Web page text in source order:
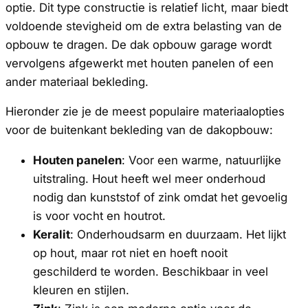
optie. Dit type constructie is relatief licht, maar biedt
voldoende stevigheid om de extra belasting van de
opbouw te dragen. De dak opbouw garage wordt
vervolgens afgewerkt met houten panelen of een
ander materiaal bekleding.
Hieronder zie je de meest populaire materiaalopties
voor de buitenkant bekleding van de dakopbouw:
Houten panelen: Voor een warme, natuurlijke
uitstraling. Hout heeft wel meer onderhoud
nodig dan kunststof of zink omdat het gevoelig
is voor vocht en houtrot.
Keralit: Onderhoudsarm en duurzaam. Het lijkt
op hout, maar rot niet en hoeft nooit
geschilderd te worden. Beschikbaar in veel
kleuren en stijlen.